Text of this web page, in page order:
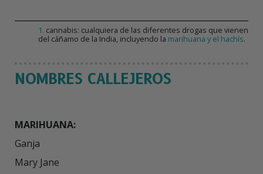
1. cannabis: cualquiera de las diferentes drogas que vienen
del cáñamo de la India, incluyendo la marihuana y el hachís.
NOMBRES CALLEJEROS
MARIHUANA:
Ganja
Mary Jane